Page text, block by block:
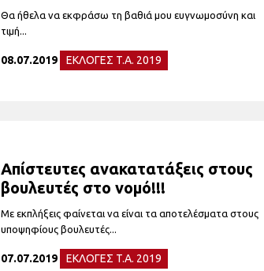
Θα ήθελα να εκφράσω τη βαθιά μου ευγνωμοσύνη και
τιμή...
08.07.2019 ΕΚΛΟΓΕΣ T.A. 2019
Απίστευτες ανακατατάξεις στους
βουλευτές στο νομό!!!
Με εκπλήξεις φαίνεται να είναι τα αποτελέσματα στους
υποψηφίους βουλευτές...
07.07.2019 ΕΚΛΟΓΕΣ T.A. 2019